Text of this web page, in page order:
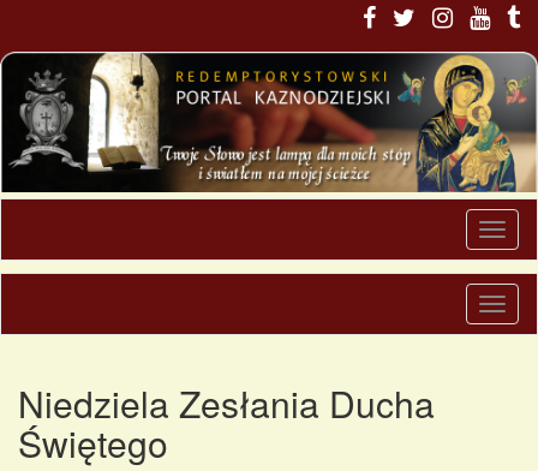
Niedziela Zesłania Ducha
Świętego